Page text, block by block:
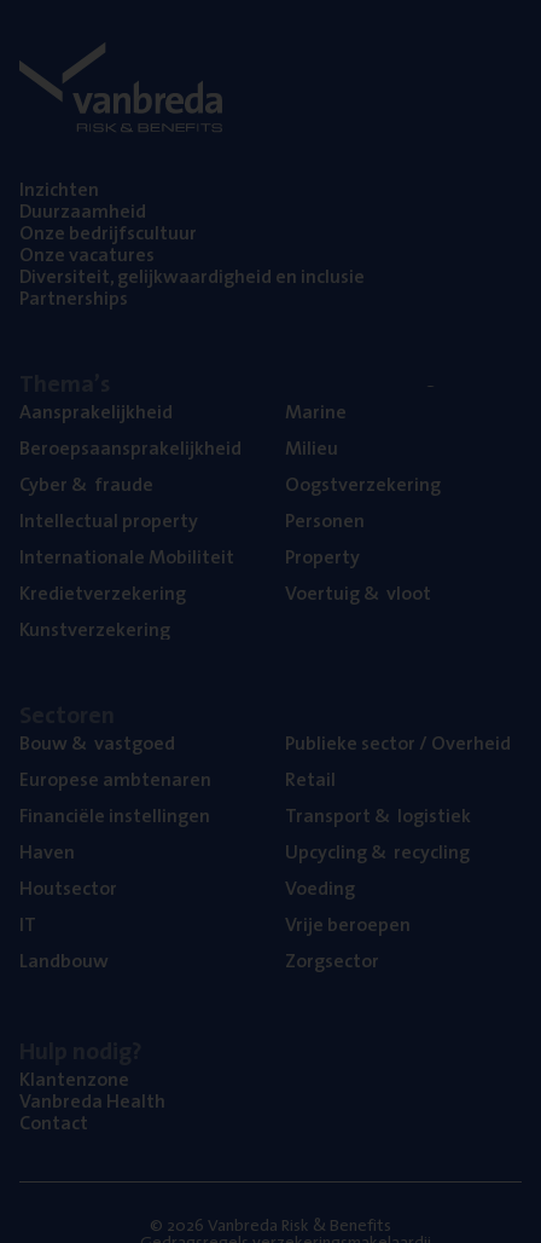
Inzich­ten
Duur­zaam­heid
Onze bedrijfs­cul­tuur
Onze vaca­tu­res
Diver­si­teit, gelijk­waar­dig­heid en inclusie
Part­ner­ships
Aan­spra­ke­lijk­heid
Beroeps­aan­spra­ke­lijk­heid
Cyber& fraude
Intel­lec­tu­al property
Inter­na­ti­o­na­le Mobiliteit
Kre­diet­ver­ze­ke­ring
Kunst­ver­ze­ke­ring
Mari­ne
Mili­eu
Oogst­ver­ze­ke­ring
Per­so­nen
Pro­per­ty
Voer­tuig& vloot
Bouw& vastgoed
Euro­pe­se ambtenaren
Finan­ci­ë­le instellingen
Haven
Hout­sec­tor
IT
Land­bouw
Publie­ke sec­tor / Overheid
Retail
Trans­port& logistiek
Upcy­cling& recycling
Voe­ding
Vrije beroe­pen
Zorg­sec­tor
Klan­ten­zo­ne
Van­b­re­da Health
Con­tact
© 2026 Vanbreda Risk & Benefits